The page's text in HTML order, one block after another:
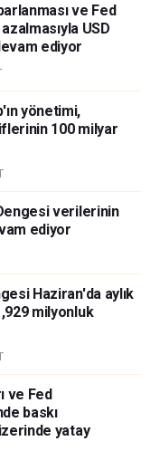
ve Fed
USD
ediyor
yönetimi,
100 milyar
verilerinin
ediyor
Haziran'da aylık
milyonluk
ve Fed
baskı
yatay